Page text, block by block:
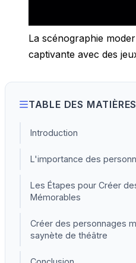
La scénographie
captivante avec des
TABLE DES MATIÈRES
Introduction
L'importance des
Les Étapes pour Créer
Mémorables
Créer des personnages
saynète de théâtre